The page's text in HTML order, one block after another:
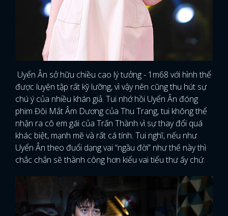
Uyển Ân sở hữu chiều cao lý tưởng - 1m68 với hình thể
được luyện tập rất kỹ lưỡng, vì vậy nên cũng thu hút sự
chú ý của nhiều khán giả. Tui nhớ hồi Uyển Ân đóng
phim Đôi Mắt Âm Dương của Thu Trang, tui không thể
nhận ra cô em gái của Trấn Thành vì sự thay đổi quá
khác biệt, mạnh mẽ và rất cá tính. Tui nghĩ, nếu như
Uyển Ân theo đuổi dạng vai “ngầu đời” như thế này thì
chắc chắn sẽ thành công hơn kiểu vai tiểu thư ấy chứ.